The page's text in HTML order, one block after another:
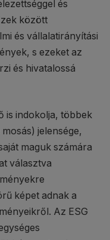
és
között
és vállalatirányítási
s ezeket az
és hivatalossá
is indokolja, többek
jelensége,
maguk számára
választva
képet adnak a
Az ESG